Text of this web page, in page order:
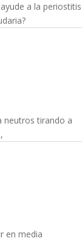
a la periostitis
neutros tirando a
en media